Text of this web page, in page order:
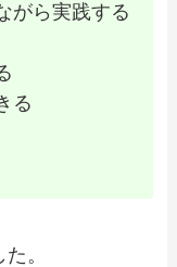
がら実践する
る
。